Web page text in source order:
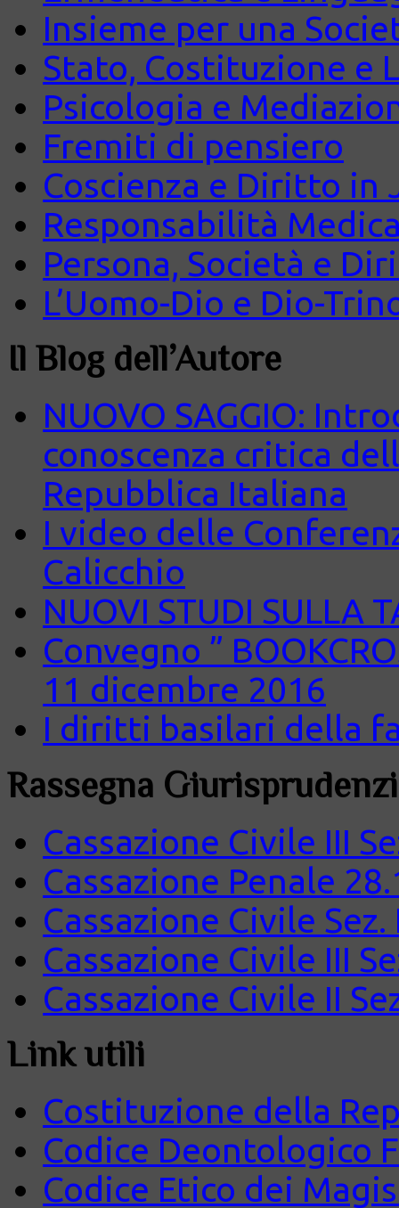
Insieme per una
Stato, Costituzione e
Psicologia e
Fremiti di pensiero
Coscienza e Diritto in
Responsabilità
Persona, Società e
L’Uomo-Dio e Dio-
Il Blog dell’Autore
NUOVO SAGGIO:
conoscenza critica
Repubblica Italiana
I video delle
Calicchio
NUOVI STUDI SULLA
Convegno ”
11 dicembre 2016
I diritti basilari della
Rassegna
Cassazione Civile III
Cassazione Penale
Cassazione Civile
Cassazione Civile III
Cassazione Civile II
Link utili
Costituzione della
Codice Deontologico
Codice Etico dei